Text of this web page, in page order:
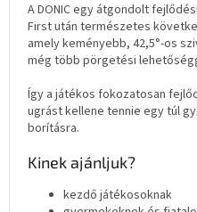
A DONIC egy átgondolt
First után természetes
amely keményebb, 42,5°-os
még több pörgetési
Így a játékos fokozatosan
ugrást kellene tennie egy túl
borításra.
Kinek ajánljuk?
kezdő játékosoknak